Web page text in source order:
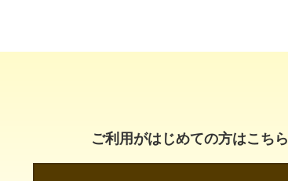
ご利用がはじめての方はこちら